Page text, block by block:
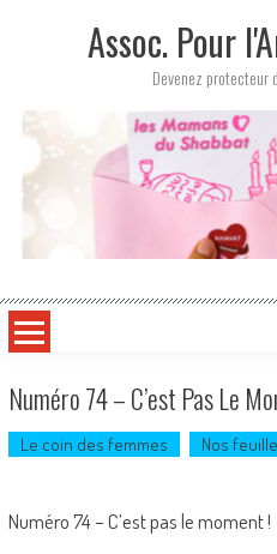
Assoc. Pour
Devenez protecteur
Numéro 74 – C’est Pas Le
Le coin des femmes Nos
Numéro 74 – C’est pas le moment !